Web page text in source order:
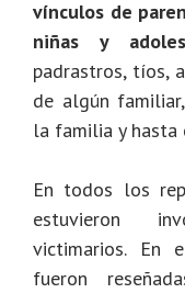
vínculos de
niñas y
padrastros, tíos,
de algún
la familia y
En todos los
estuvieron
victimarios. En
fueron